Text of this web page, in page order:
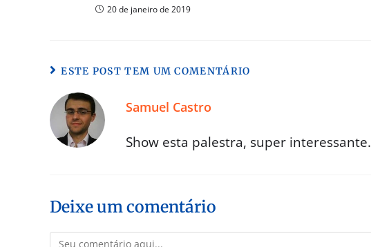
20 de janeiro de 2019
ESTE POST TEM UM COMENTÁRIO
Samuel Castro
Show esta palestra, super interessante.
Deixe um comentário